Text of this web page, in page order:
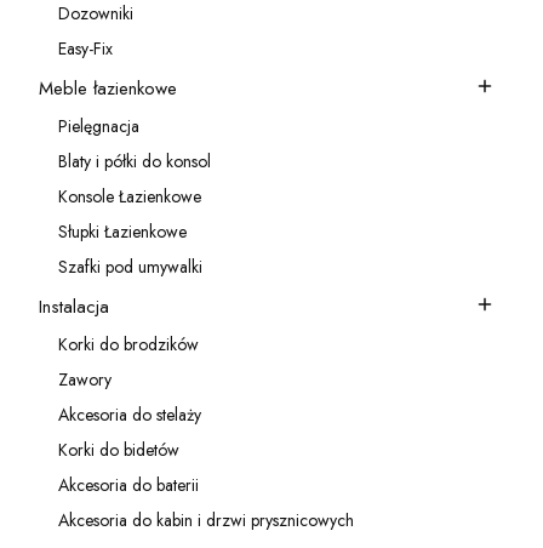
Kategoria - Dozowniki
Dozowniki
Kategoria - Easy-Fix
Easy-Fix
Kategoria - Meble łazienkowe
Meble łazienkowe
Kategoria - Pielęgnacja
Pielęgnacja
Kategoria - Blaty i półki do konsol
Blaty i półki do konsol
Kategoria - Konsole Łazienkowe
Konsole Łazienkowe
Kategoria - Słupki Łazienkowe
Słupki Łazienkowe
Kategoria - Szafki pod umywalki
Szafki pod umywalki
Kategoria - Instalacja
Instalacja
Kategoria - Korki do brodzików
Korki do brodzików
Kategoria - Zawory
Zawory
Kategoria - Akcesoria do stelaży
Akcesoria do stelaży
Kategoria - Korki do bidetów
Korki do bidetów
Kategoria - Akcesoria do baterii
Akcesoria do baterii
Kategoria - Akcesoria do kabin i drzwi prysznicowych
Akcesoria do kabin i drzwi prysznicowych